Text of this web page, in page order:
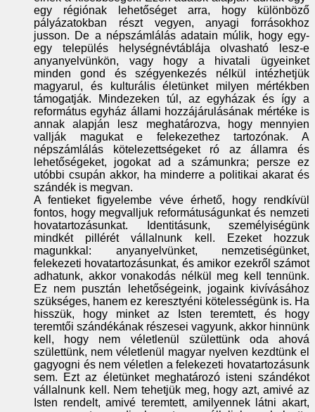
egy régiónak lehetőséget arra, hogy különböző
pályázatokban részt vegyen, anyagi forrásokhoz
jusson. De a népszámlálás adatain múlik, hogy egy-
egy település helységnévtáblája olvasható lesz-e
anyanyelvünkön, vagy hogy a hivatali ügyeinket
minden gond és szégyenkezés nélkül intézhetjük
magyarul, és kulturális életünket milyen mértékben
támogatják. Mindezeken túl, az egyházak és így a
református egyház állami hozzájárulásának mértéke is
annak alapján lesz meghatározva, hogy mennyien
vallják magukat e felekezethez tartozónak. A
népszámlálás kötelezettségeket ró az államra és
lehetőségeket, jogokat ad a számunkra; persze ez
utóbbi csupán akkor, ha minderre a politikai akarat és
szándék is megvan.
A fentieket figyelembe véve érhető, hogy rendkívül
fontos, hogy megvalljuk reformátuságunkat és nemzeti
hovatartozásunkat. Identitásunk, személyiségünk
mindkét pillérét vállalnunk kell. Ezeket hozzuk
magunkkal: anyanyelvünket, nemzetiségünket,
felekezeti hovatartozásunkat, és amikor ezekről számot
adhatunk, akkor vonakodás nélkül meg kell tennünk.
Ez nem pusztán lehetőségeink, jogaink kivívásához
szükséges, hanem ez keresztyéni kötelességünk is. Ha
hisszük, hogy minket az Isten teremtett, és hogy
teremtői szándékának részesei vagyunk, akkor hinnünk
kell, hogy nem véletlenül születtünk oda ahová
születtünk, nem véletlenül magyar nyelven kezdtünk el
gagyogni és nem véletlen a felekezeti hovatartozásunk
sem. Ezt az életünket meghatározó isteni szándékot
vállalnunk kell. Nem tehetjük meg, hogy azt, amivé az
Isten rendelt, amivé teremtett, amilyennek látni akart,